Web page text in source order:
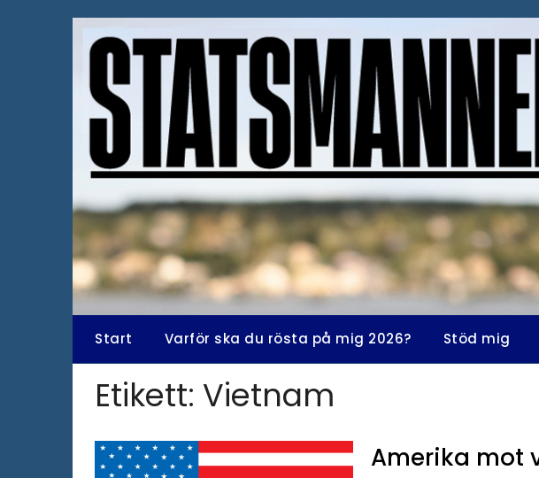
Start Varför ska du rösta på mig 2026? Stöd mig
Etikett: Vietnam
Amerika mot